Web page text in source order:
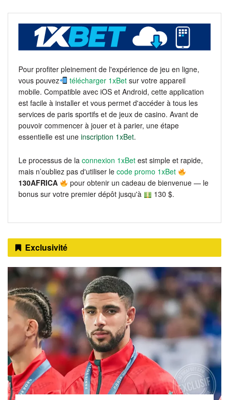
Pour profiter pleinement de l'expérience de jeu en ligne,
vous pouvez
télécharger 1xBet sur votre appareil
mobile. Compatible avec iOS et Android, cette application
est facile à installer et vous permet d'accéder à tous les
services de paris sportifs et de jeux de casino. Avant de
pouvoir commencer à jouer et à parier, une étape
essentielle est une inscription 1xBet.
Le processus de la connexion 1xBet est simple et rapide,
mais n’oubliez pas d'utiliser le code promo 1xBet
130AFRICA
pour obtenir un cadeau de bienvenue — le
bonus sur votre premier dépôt jusqu'à
130 $.
Exclusivité